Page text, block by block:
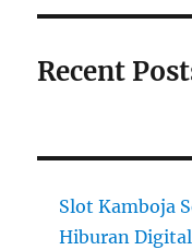
Recent
Slot Kamboja
Hiburan Digital